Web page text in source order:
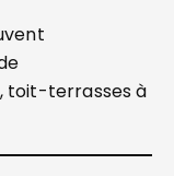
toit-terrasses à